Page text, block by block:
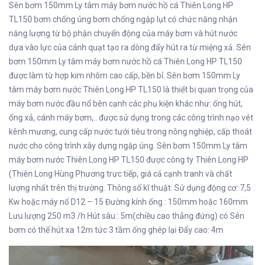
Sên bơm 150mm Ly tâm máy bơm nước hồ cá Thiên Long HP
TL150 bơm chống úng bơm chống ngập lụt có chức năng nhận
năng lượng từ bộ phận chuyển động của máy bơm và hút nước
dựa vào lực của cánh quạt tạo ra dòng đẩy hút ra từ miệng xả. Sên
bơm 150mm Ly tâm máy bơm nước hồ cá Thiên Long HP TL150
được làm từ hợp kim nhôm cao cấp, bền bỉ. Sên bơm 150mm Ly
tâm máy bơm nước Thiên Long HP TL150 là thiết bị quan trọng của
máy bơm nước đầu nổ bên cạnh các phụ kiện khác như: ống hút,
ống xả, cánh máy bơm,.. được sử dụng trong các công trình nạo vét
kênh mương, cung cấp nước tưới tiêu trong nông nghiệp, cấp thoát
nước cho công trình xây dựng ngập úng. Sên bơm 150mm Ly tâm
máy bơm nước Thiên Long HP TL150 được công ty Thiên Long HP
(Thiên Long Hùng Phương trực tiếp, giá cả cạnh tranh và chất
lượng nhất trên thị trường. Thông số kĩ thuật: Sử dụng động cơ: 7,5
Kw hoặc máy nổ D12 – 15 Đường kính ống : 150mm hoặc 160mm
Lưu lượng 250 m3 /h Hút sâu : 5m(chiều cao thẳng đứng) có Sên
bơm có thể hút xa 12m tức 3 tầm ống ghép lại Đẩy cao: 4m